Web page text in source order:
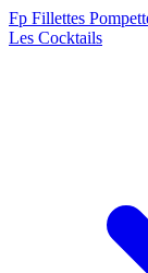
Fp Fillettes
Les Cocktails